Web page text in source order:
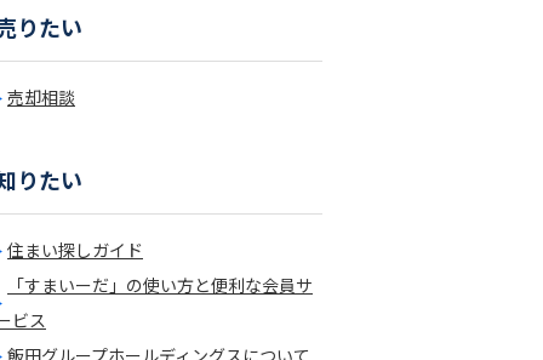
りたい
売却相談
りたい
住まい探しガイド
「すまいーだ」の使い方と便利な会員サ
ビス